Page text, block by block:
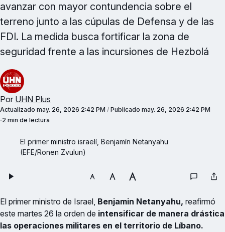
avanzar con mayor contundencia sobre el
terreno junto a las cúpulas de Defensa y de las
FDI. La medida busca fortificar la zona de
seguridad frente a las incursiones de Hezbolá
Por UHN Plus
Actualizado may. 26, 2026 2:42 PM / Publicado may. 26, 2026 2:42 PM
2 min de lectura
El primer ministro israelí, Benjamín Netanyahu
(EFE/Ronen Zvulun)
El primer ministro de Israel, Benjamin Netanyahu, reafirmó
este martes 26 la orden de intensificar de manera drástica
las operaciones militares en el territorio de Líbano.